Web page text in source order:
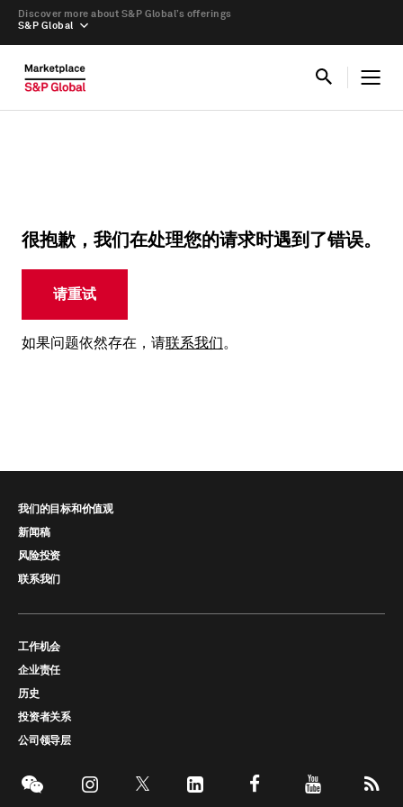
S&P Global
Discover more about S&P Global’s offerings
很抱歉，我们在处理您的请求时遇到了错误。
请重试
如果问题依然存在，请联系我们。
我们的目标和价值观
新闻稿
风险投资
联系我们
工作机会
企业责任
历史
投资者关系
公司领导层